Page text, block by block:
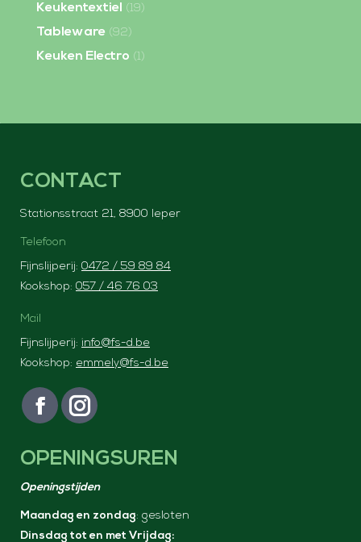
Keukentextiel (19)
Tableware (92)
Keuken Electro (1)
CONTACT
Stationsstraat 21, 8900 Ieper
Telefoon
Fijnslijperij: 0472 / 59 89 84
Kookshop: 057 / 46 76 03
Mail
Fijnslijperij: info@fs-d.be
Kookshop: emmely@fs-d.be
Vind ons op:
F
c
o
I
g
OPENINGSUREN
Openingstijden
Maandag en zondag: gesloten
Dinsdag tot en met Vrijdag: